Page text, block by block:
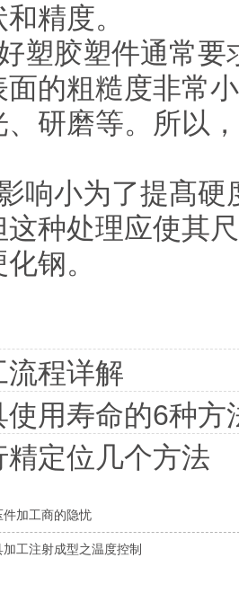
精度。
塑胶塑件通常
面的粗糙度非常
、研磨等。所以
响小为了提髙
种处理应使其
钢。
流程详解
用寿命的6种方
定位几个方法
件加工商的隐忧
加工注射成型之温度控制